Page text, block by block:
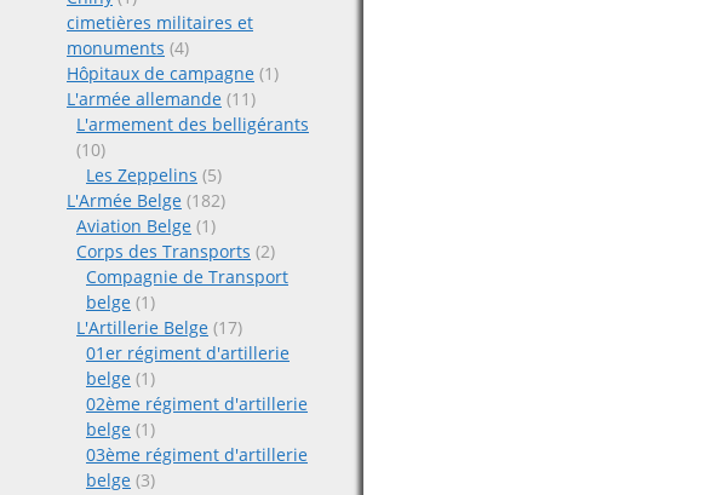
cimetières militaires et
monuments (4)
Hôpitaux de campagne (1)
L'armée allemande (11)
L'armement des belligérants
(10)
Les Zeppelins (5)
L'Armée Belge (182)
Aviation Belge (1)
Corps des Transports (2)
Compagnie de Transport
belge (1)
L'Artillerie Belge (17)
01er régiment d'artillerie
belge (1)
02ème régiment d'artillerie
belge (1)
03ème régiment d'artillerie
belge (3)